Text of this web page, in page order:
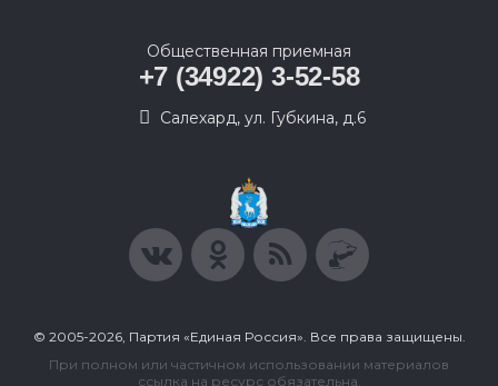
Общественная приемная
+7 (34922) 3-52-58
Салехард, ул. Губкина, д.6
© 2005-2026, Партия «Единая Россия». Все права защищены.
При полном или частичном использовании материалов
ссылка на ресурс обязательна.